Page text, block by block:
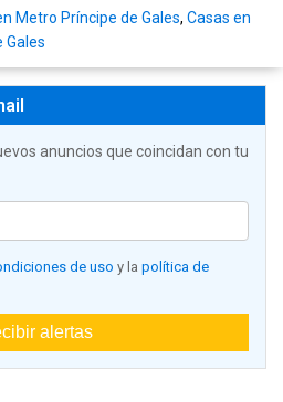
Metro Príncipe de Gales, Casas en
Gales
anuncios que coincidan con tu
de uso y la política de
alertas